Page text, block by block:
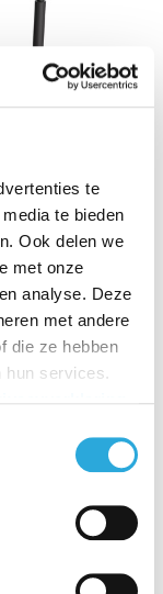
te
te bieden
Ook delen we
met onze
analyse. Deze
met andere
die ze hebben
hun services.